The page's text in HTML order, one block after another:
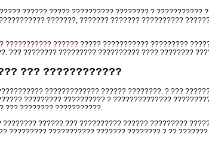
?????? ????? ?????????? ???????? ? ???????????
???????, ??????? ??????? ??????????
??????????? ?????? ????? ??????????? ?????????
??? ???????? ????????? ?????????? ???? ????????
??? ????????????
????????????? ?????? ????????. ? ???
????????? ?????????? ? ??????????????
??? ???????? ???????????.
?????? ??? ?????????? ?????? ?????????
????????? ??????????? ??????? ???????? ? ??